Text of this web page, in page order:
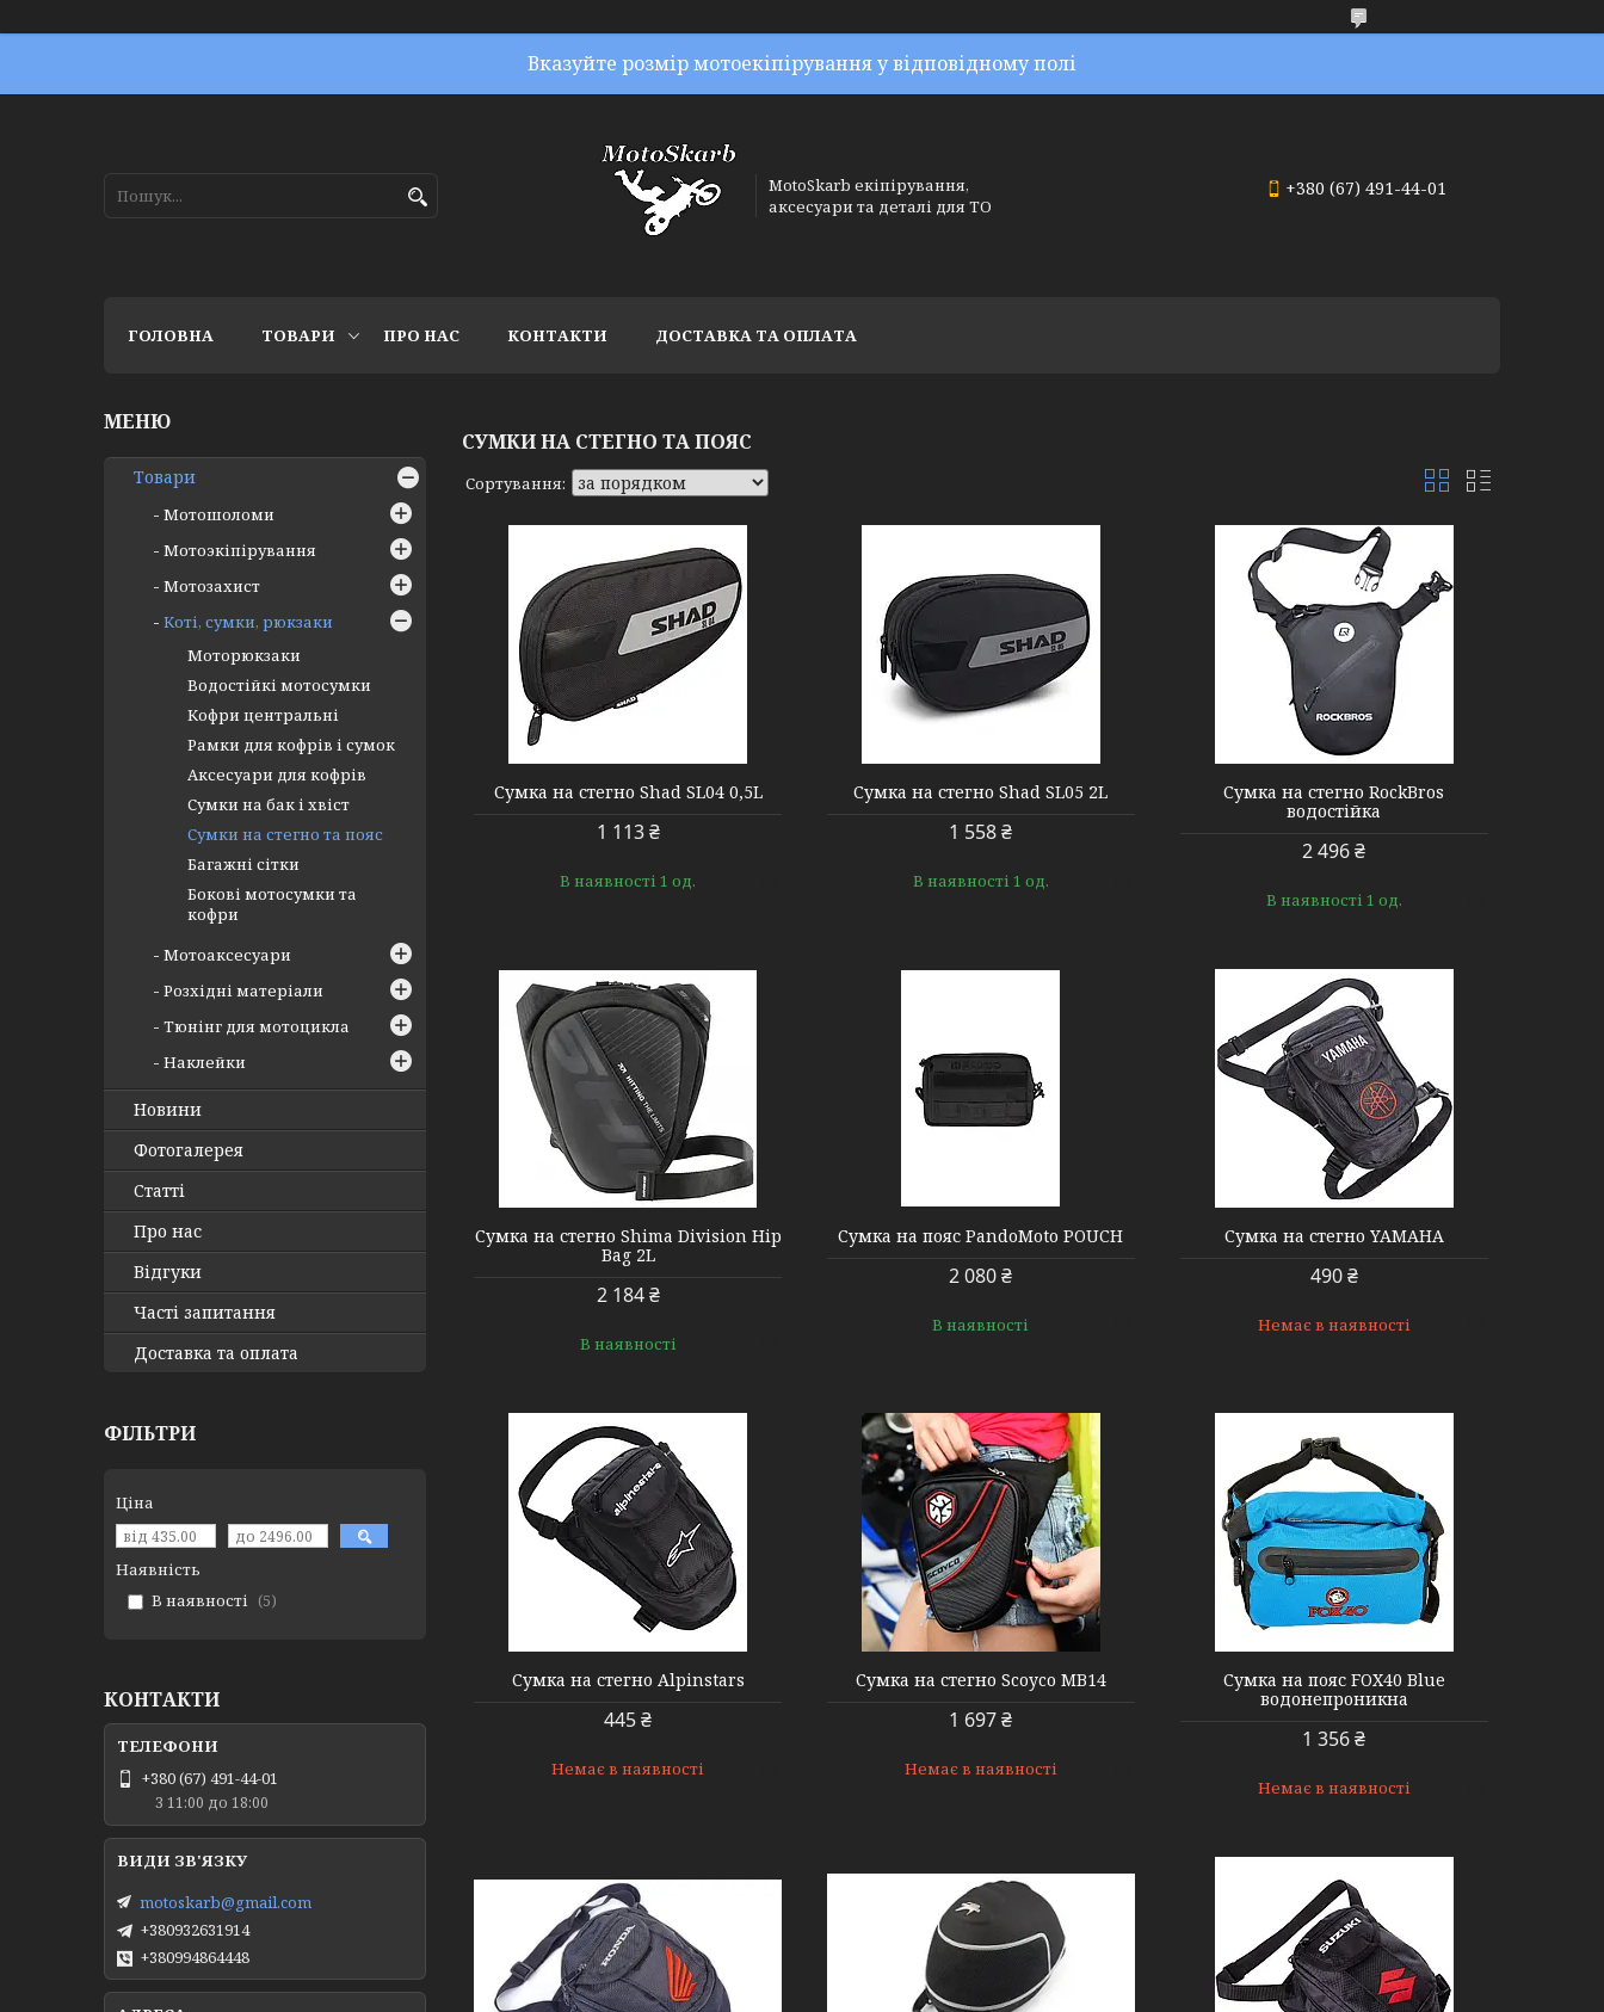
Вказуйте розмір мотоекіпірування у відповідному полі
MotoSkarb екіпірування,
аксесуари та деталі для ТО
+380 (67) 491-44-01
ГОЛОВНА ТОВАРИ ПРО НАС КОНТАКТИ ДОСТАВКА ТА ОПЛАТА
СУМКИ НА СТЕГНО ТА ПОЯС
000004916
Сумка на стегно Shad SL04 0,5L
1 113 ₴
В наявності 1 од.
000005024
Сумка на стегно Shad SL05 2L
1 558 ₴
В наявності 1 од.
000005789
Сумка на стегно RockBros
водостійка
2 496 ₴
В наявності 1 од.
Сумка на стегно Shima Division Hip
Bag 2L
2 184 ₴
В наявності
Сумка на пояс PandoMoto POUCH
2 080 ₴
В наявності
Сумка на стегно YAMAHA
490 ₴
Немає в наявності
000003151
Сумка на стегно Alpinstars
445 ₴
Немає в наявності
000001914
Сумка на стегно Scoyco MB14
1 697 ₴
Немає в наявності
000001911
Сумка на пояс FOX40 Blue
водонепроникна
1 356 ₴
Немає в наявності
Товари
Мотошоломи
Мотоэкіпірування
Мотозахист
Коті, сумки, рюкзаки
Моторюкзаки
Водостійкі мотосумки
Кофри центральні
Рамки для кофрів і сумок
Аксесуари для кофрів
Сумки на бак і хвіст
Сумки на стегно та пояс
Багажні сітки
Бокові мотосумки та
кофри
Мотоаксесуари
Розхідні матеріали
Тюнінг для мотоцикла
Наклейки
Новини
Фотогалерея
Статті
Про нас
Відгуки
Часті запитання
Доставка та оплата
ФІЛЬТРИ
Ціна
Наявність
В наявності
5
КОНТАКТИ
+380 (67) 491-44-01
З 11:00 до 18:00
motoskarb@gmail.com
+380932631914
+380994864448